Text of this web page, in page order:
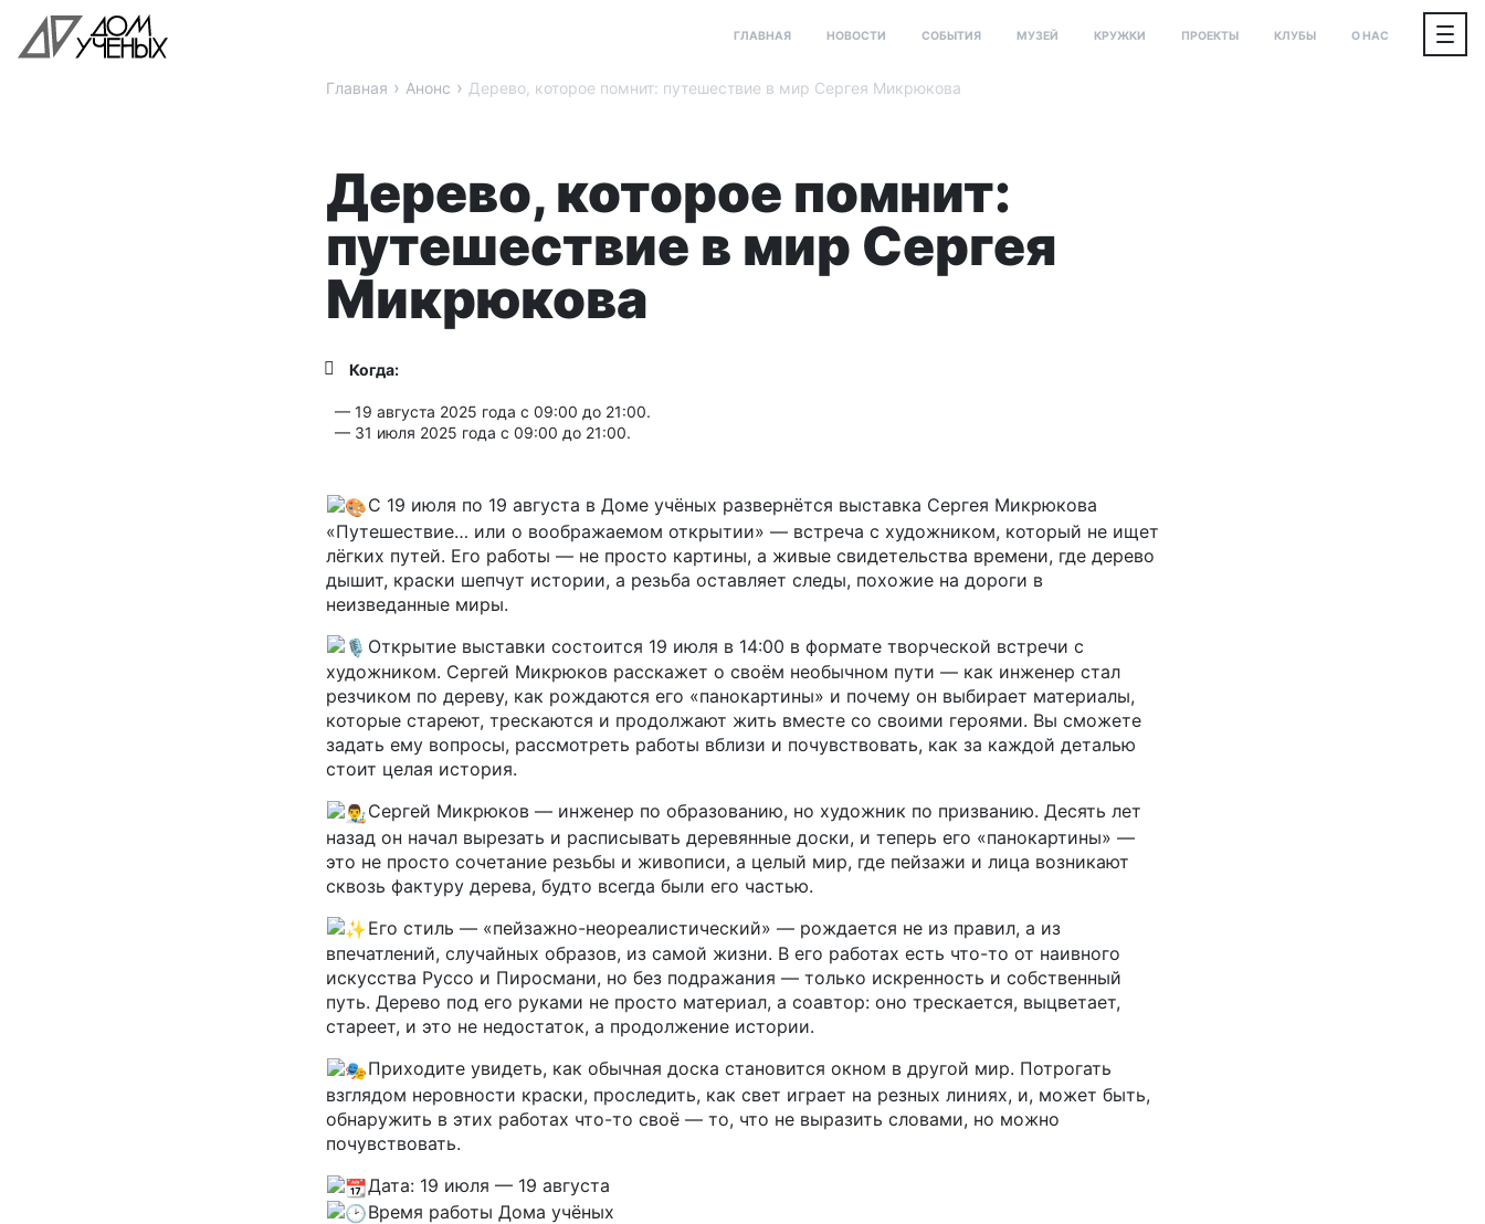
ГЛАВНАЯ НОВОСТИ СОБЫТИЯ МУЗЕЙ КРУЖКИ ПРОЕКТЫ КЛУБЫ О НАС
Главная › Анонс › Дерево, которое помнит: путешествие в мир Сергея Микрюкова
Дерево, которое помнит:
путешествие в мир Сергея
Микрюкова
Когда:
— 19 августа 2025 года с 09:00 до 21:00.
— 31 июля 2025 года с 09:00 до 21:00.
С 19 июля по 19 августа в Доме учёных развернётся выставка Сергея Микрюкова
«Путешествие… или о воображаемом открытии» — встреча с художником, который не ищет
лёгких путей. Его работы — не просто картины, а живые свидетельства времени, где дерево
дышит, краски шепчут истории, а резьба оставляет следы, похожие на дороги в
неизведанные миры.
Открытие выставки состоится 19 июля в 14:00 в формате творческой встречи с
художником. Сергей Микрюков расскажет о своём необычном пути — как инженер стал
резчиком по дереву, как рождаются его «панокартины» и почему он выбирает материалы,
которые стареют, трескаются и продолжают жить вместе со своими героями. Вы сможете
задать ему вопросы, рассмотреть работы вблизи и почувствовать, как за каждой деталью
стоит целая история.
Сергей Микрюков — инженер по образованию, но художник по призванию. Десять лет
назад он начал вырезать и расписывать деревянные доски, и теперь его «панокартины» —
это не просто сочетание резьбы и живописи, а целый мир, где пейзажи и лица возникают
сквозь фактуру дерева, будто всегда были его частью.
Его стиль — «пейзажно-неореалистический» — рождается не из правил, а из
впечатлений, случайных образов, из самой жизни. В его работах есть что-то от наивного
искусства Руссо и Пиросмани, но без подражания — только искренность и собственный
путь. Дерево под его руками не просто материал, а соавтор: оно трескается, выцветает,
стареет, и это не недостаток, а продолжение истории.
Приходите увидеть, как обычная доска становится окном в другой мир. Потрогать
взглядом неровности краски, проследить, как свет играет на резных линиях, и, может быть,
обнаружить в этих работах что-то своё — то, что не выразить словами, но можно
почувствовать.
Дата: 19 июля — 19 августа
Время работы Дома учёных